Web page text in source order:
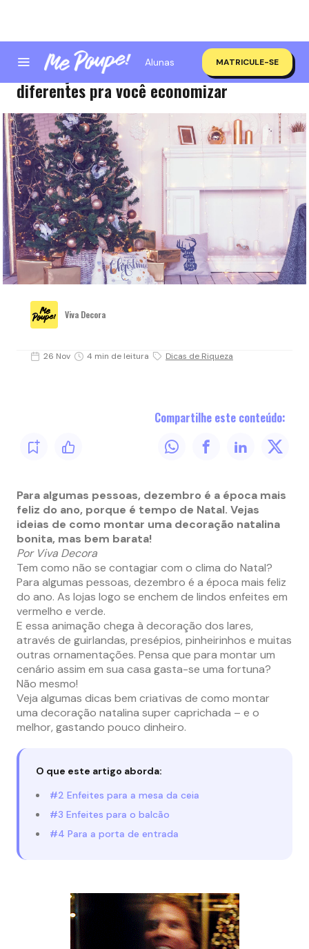
Alunas MATRICULE-SE
Decoração natalina: 5 ideias fáceis e
diferentes pra você economizar
Viva Decora
26 Nov 4 min de leitura Dicas de Riqueza
Compartilhe este conteúdo:
Para algumas pessoas, dezembro é a época mais
feliz do ano, porque é tempo de Natal. Vejas
ideias de como montar uma decoração natalina
bonita, mas bem barata!
Por Viva Decora
Tem como não se contagiar com o clima do Natal?
Para algumas pessoas, dezembro é a época mais feliz
do ano. As lojas logo se enchem de lindos enfeites em
vermelho e verde.
E essa animação chega à decoração dos lares,
através de guirlandas, presépios, pinheirinhos e muitas
outras ornamentações. Pensa que para montar um
cenário assim em sua casa gasta-se uma fortuna?
Não mesmo!
Veja algumas dicas bem criativas de como montar
uma decoração natalina super caprichada – e o
melhor, gastando pouco dinheiro.
O que este artigo aborda:
#2 Enfeites para a mesa da ceia
#3 Enfeites para o balcão
#4 Para a porta de entrada